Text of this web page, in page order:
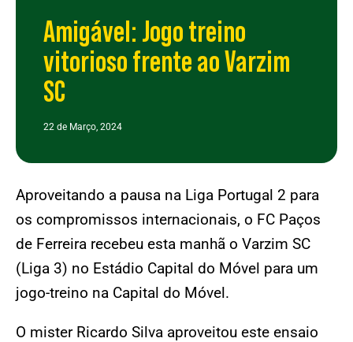
Amigável: Jogo treino
vitorioso frente ao Varzim
SC
22 de Março, 2024
Aproveitando a pausa na Liga Portugal 2 para
os compromissos internacionais, o FC Paços
de Ferreira recebeu esta manhã o Varzim SC
(Liga 3) no Estádio Capital do Móvel para um
jogo-treino na Capital do Móvel.
O mister Ricardo Silva aproveitou este ensaio